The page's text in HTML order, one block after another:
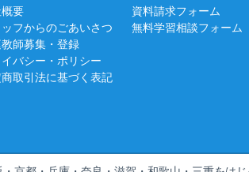
要
フからのごあいさつ
師募集・登録
バシー・ポリシー
取引法に基づく表記
資料請求フォーム
無料学習相談フォーム